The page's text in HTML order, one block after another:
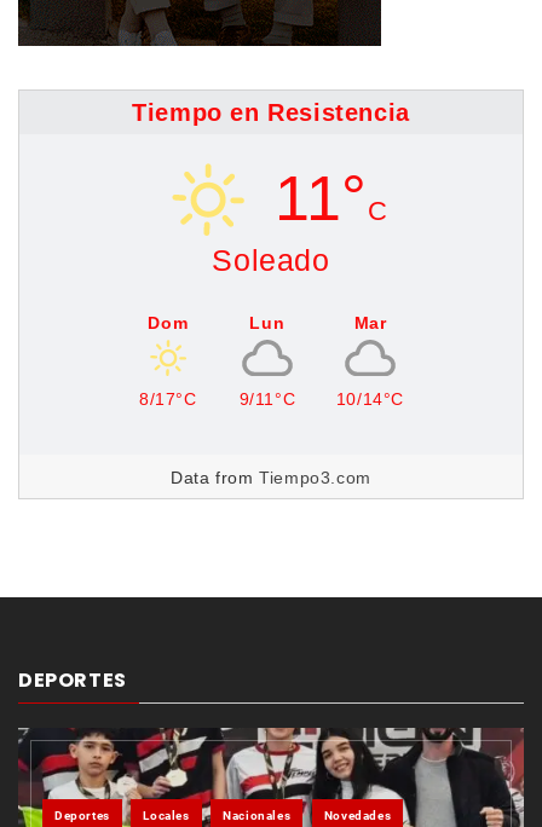
Tiempo en Resistencia
11° C
Soleado
Dom
8/17°C
Lun
9/11°C
Mar
10/14°C
Data fromTiempo3.com
DEPORTES
Deportes Locales Nacionales Novedades